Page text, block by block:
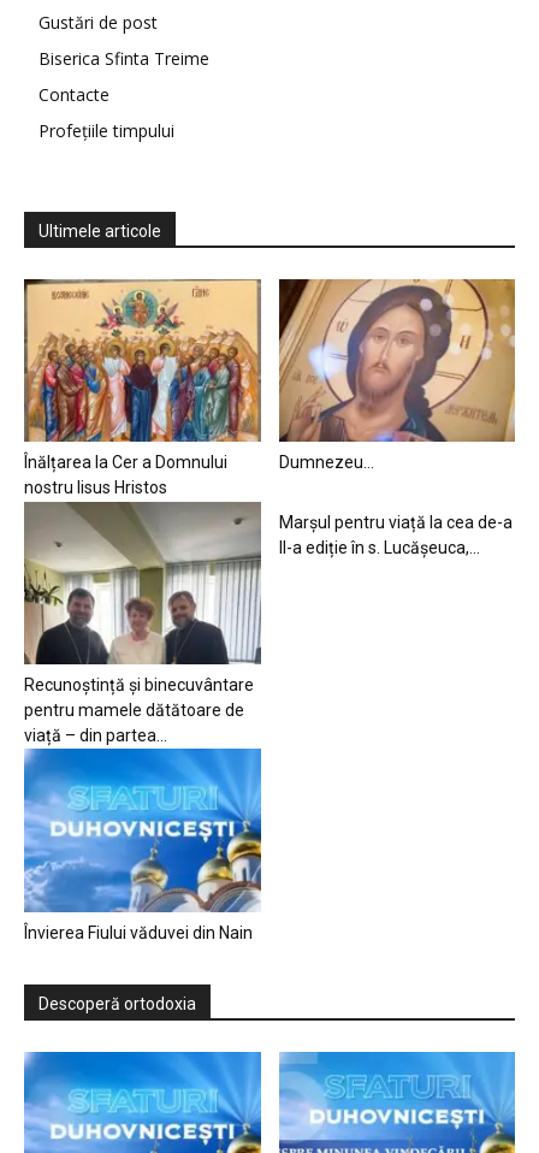
Gustări de post
Biserica Sfinta Treime
Contacte
Profețiile timpului
Ultimele articole
Înălțarea la Cer a Domnului
nostru Iisus Hristos
Dumnezeu…
Recunoștință și binecuvântare
pentru mamele dătătoare de
viață – din partea...
Marșul pentru viață la cea de-a
II-a ediție în s. Lucășeuca,...
Învierea Fiului văduvei din Nain
Descoperă ortodoxia